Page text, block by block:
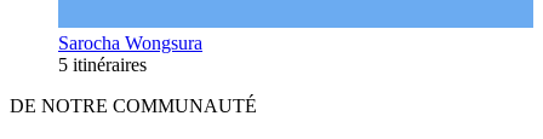
Sarocha Wongsura
5 itinéraires
DE NOTRE COMMUNAUTÉ